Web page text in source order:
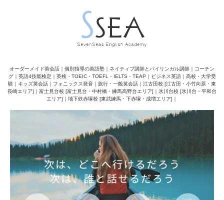
オーダーメイド英会話｜個別指導の英語塾｜ネイティブ講師とバイリンガル講師｜コーチン
グ｜英語4技能検定｜英検・TOEIC・TOEFL・IELTS・TEAP｜ビジネス英語｜高校・大学受
験｜キッズ英会話｜フォニックス発音｜旅行・一般英会話｜江古田校 [江古田・小竹向原・東
長崎エリア]｜富士見台校 [富士見台・中村橋・練馬高野台エリア]｜氷川台校 [氷川台・平和台
エリア]｜地下鉄赤塚校 [東武練馬・下赤塚・成増エリア]｜